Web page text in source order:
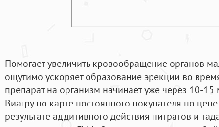
Помогает увеличить кровообращение органов
ощутимо ускоряет образование эрекции во
препарат на организм начинает уже через 10-15
Виагру по карте постоянного покупателя по
результате аддитивного действия нитратов и